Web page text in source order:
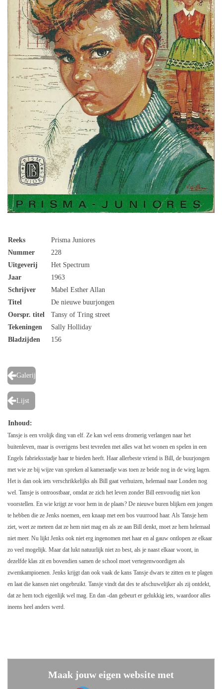
Reeks
Prisma Juniores
Nummer
228
Uitgeverij
Het Spectrum
Jaar
1963
Schrijver
Mabel Esther Allan
Titel
De nieuwe buurjongen
Oorspr. titel
Tansy of Tring street
Tekeningen
Sally Holliday
Bladzijden
156
Galerij
Lijst
Inhoud:
Tansje is een vrolijk ding van elf. Ze kan wel eens dromerig verlangen naar het
buitenleven, maar is overigens best tevreden met alles wat het wonen en spelen in een
Engels fabrieksstadje haar te bieden heeft. Haar allerbeste vriend is Bill, de buurjongen
met wie ze bij wijze van spreken al kameraadje was toen ze beide nog in de wieg lagen.
Het is dan ook iets verschrikkelijks als Bill gaat verhuizen, helemaal naar Londen nog
wel. Tansje is ontroostbaar, omdat ze zich het leven zonder Bill eenvoudig niet kon
voorstellen. En wie krijgt ze voor hem in de plaats? De nieuwe buren blijken een jongen
te hebben die ze Jenks noemen, een knaap met een bos vuurrood haar. Als Tansje hem
ziet, weet ze meteen dat ze hem niet mag en als ze aan Bill denkt, moet ze hem helemaal
niet meer. Nu lijkt Jenks ook niet erg ingenomen met haar en al gauw ontlopen ze elkaar
zo veel mogelijk. Maar dat lukt natuurlijk niet zo best, als je naast elkaar woont, in
dezelfde klas zit en bovendien samen de school moet vertegenwoordigen als
zwemkampioenen. Jenks krijgt dan ook vaak de kans Tansje dwars te zitten en te plagen
en laat die kansen niet ongebruikt. Tansje vindt dat des te afschuwelijker als zij ontdekt,
dat ze hem toch eigenlijk wel mag. En dan -dan gebeurt er gelukkig iets, waardoor alles
ineens heel anders werd.
Maak jouw eigen website met